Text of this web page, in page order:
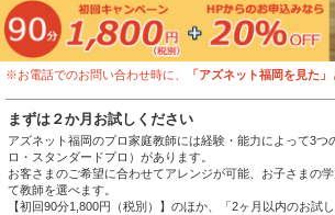
※お電話でのお問い合わせ時に、 「アズネット福岡を見た」
まずは２か月お試しください
アズネット福岡のプロ家庭教師には経験・能力によって3つ
ロ・スタンダードプロ）があります。
お客さまのご希望に合わせてアレンジが可能、お子さまの
て教師を選べます。
【初回90分1,800円（税別）】のほか、「2ヶ月以内のお試